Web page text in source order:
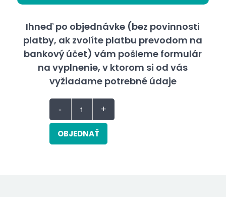
Ihneď po objednávke (bez povinnosti
platby, ak zvolíte platbu prevodom na
bankový účet) vám pošleme formulár
na vyplnenie, v ktorom si od vás
vyžiadame potrebné údaje
OBJEDNAŤ